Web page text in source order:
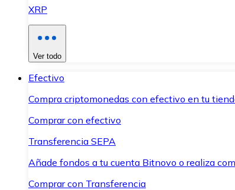
XRP
Ver todo
Efectivo
Compra criptomonedas con efectivo en tu
Comprar con efectivo
Transferencia SEPA
Añade fondos a tu cuenta Bitnovo o realiza
Comprar con Transferencia